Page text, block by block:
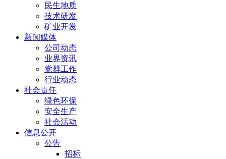
民生地质
技术研发
矿业开发
新闻媒体
公司动态
业界资讯
党群工作
行业动态
社会责任
绿色环保
安全生产
社会活动
信息公开
公告
招标